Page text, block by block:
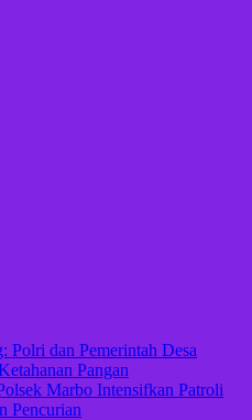
Polri dan Pemerintah Desa
Pangan
Marbo Intensifkan Patroli
Pencurian